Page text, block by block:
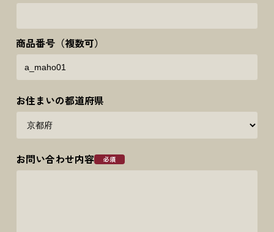
商品番号 （複数可）
お住まいの都道府県
お問い合わせ内容 必須